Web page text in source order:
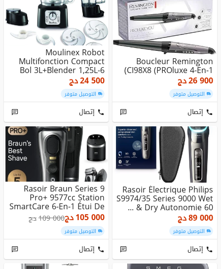
Boucleur Remington
CI98X8 (PROluxe 4-En-1)
26 900دج
التوصيل متوفر
إتصال
Moulinex Robot
Multifonction Compact
Bol 3L+Blender 1,25L-6
Vitesse-9 ...
24 500دج
التوصيل متوفر
إتصال
Rasoir Électrique Philips
S9974/35 Series 9000 Wet
& Dry Autonomie 60 ...
89 000دج
التوصيل متوفر
إتصال
Rasoir Braun Series 9
Pro+ 9577cc Station
SmartCare 6-En-1 Étui De
Rec...
105 000دج109 000دج
التوصيل متوفر
إتصال